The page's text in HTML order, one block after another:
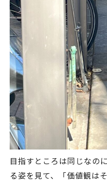
目指すところは同じなの
る姿を見て、「価値観は